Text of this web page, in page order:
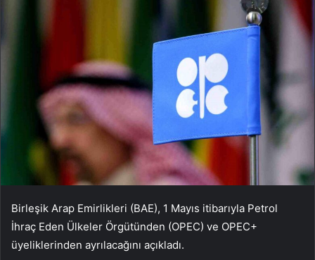
Birleşik Arap Emirlikleri (BAE), 1 Mayıs itibarıyla Petrol
İhraç Eden Ülkeler Örgütünden (OPEC) ve OPEC+
üyeliklerinden ayrılacağını açıkladı.